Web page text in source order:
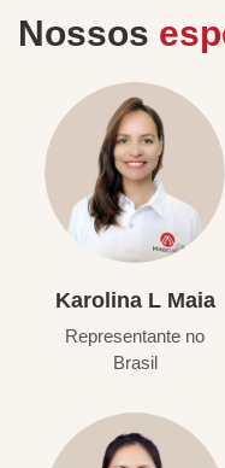
Nossos
Karolina L Maia
Representante no
Brasil